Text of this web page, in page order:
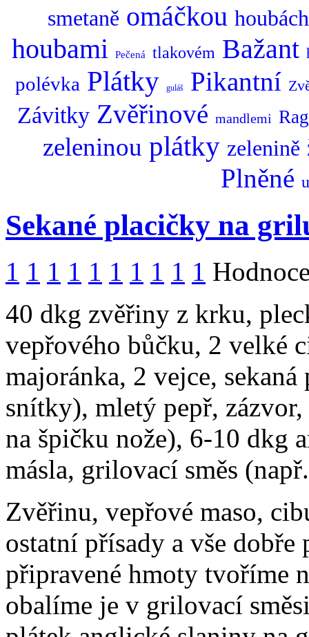
smetaně omáčkou houbách
houbami Pečená tlakovém Bažant
polévka Plátky guláš Pikantní
Závitky Zvěřinové mandlemi
zeleninou plátky zelenině
Plněné
Sekané placičky na
1 1 1 1 1 1 1 1 1 1
40 dkg zvěřiny z krku,
vepřového bůčku, 2 velké
majoránka, 2 vejce,
snítky), mletý pepř,
na špičku nože), 6-10 dkg
másla, grilovací směs
Zvěřinu, vepřové maso,
ostatní přísady a vše
připravené hmoty tvoříme
obalíme je v grilovací